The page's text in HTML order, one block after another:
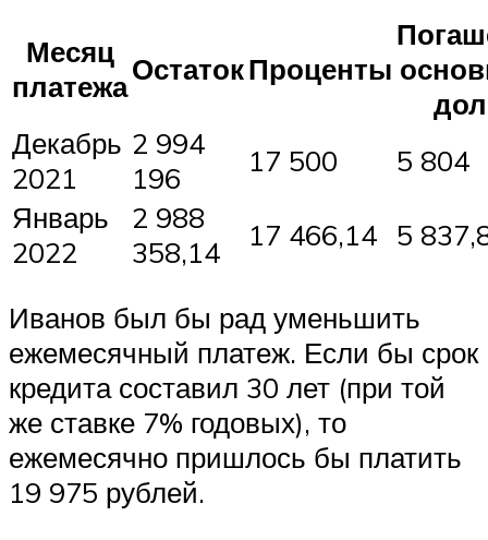
Месяц
платежаОстатокПроценты
Декабрь
2021
2 994
196
17 500
5 804
Январь
2022
2 988
358,14
17 466,14 5
Иванов был бы рад уменьшить
ежемесячный платеж. Если бы срок
кредита составил 30 лет (при той
же ставке 7% годовых), то
ежемесячно пришлось бы платить
19 975 рублей.